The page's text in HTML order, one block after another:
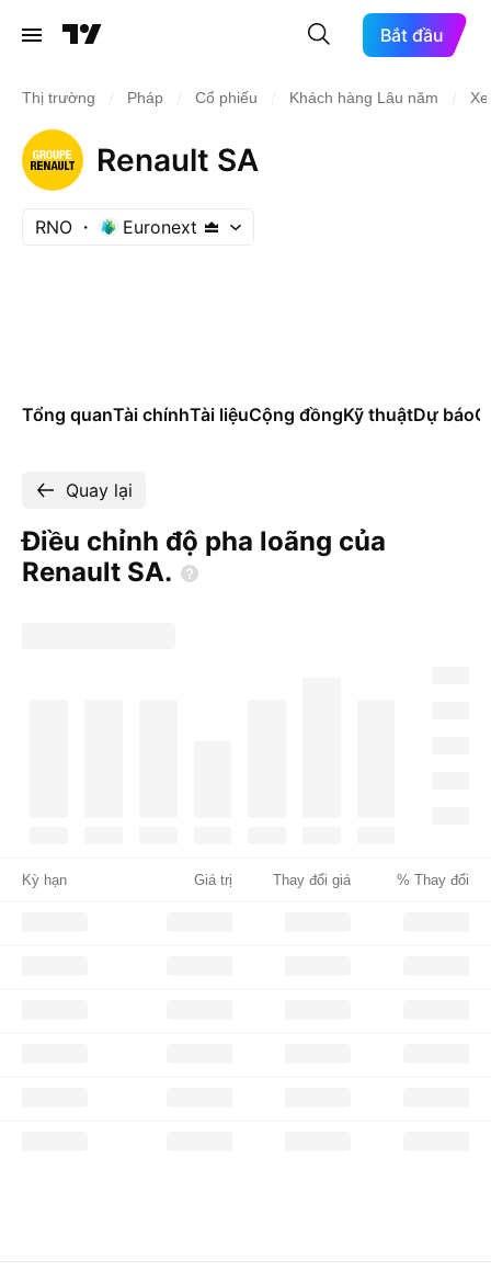
Bắt đầu
Thị trường Pháp Cổ phiếu Khách hàng Lâu năm
Renault SA
RNO Euronext
Tổng quanTài chínhTài liệuCộng đồngKỹ thuậtDự báo
Quay lại
Điều chỉnh độ pha loãng của
Renault SA.
Kỳ hạn Giá trị Thay đổi giá % Thay đổi